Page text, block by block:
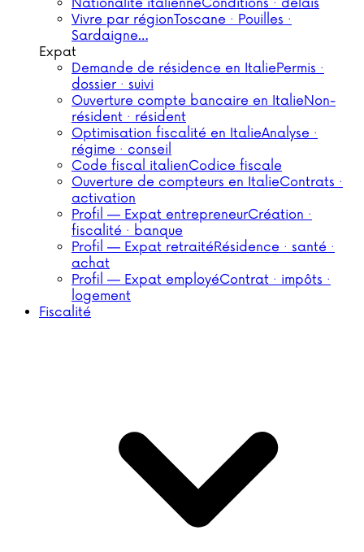
Nationalité italienneConditions · délais
Vivre par régionToscane · Pouilles ·
Sardaigne…
Expat
Demande de résidence en ItaliePermis ·
dossier · suivi
Ouverture compte bancaire en ItalieNon-
résident · résident
Optimisation fiscalité en ItalieAnalyse ·
régime · conseil
Code fiscal italienCodice fiscale
Ouverture de compteurs en ItalieContrats ·
activation
Profil — Expat entrepreneurCréation ·
fiscalité · banque
Profil — Expat retraitéRésidence · santé ·
achat
Profil — Expat employéContrat · impôts ·
logement
Fiscalité